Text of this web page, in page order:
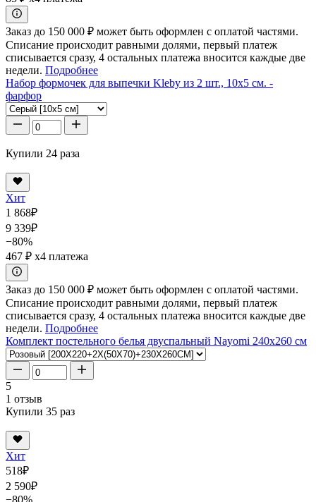
Заказ до 150 000 ₽ может быть оформлен с оплатой частями.
Списание происходит равными долями, первый платеж
списывается сразу, 4 остальных платежа вносится каждые две
недели. Подробнее
Набор формочек для выпечки Kleby из 2 шт., 10x5 см. -
фарфор
Купили 24 раза
Хит
1 868₽
9 339₽
−80%
467 ₽ x4 платежа
Заказ до 150 000 ₽ может быть оформлен с оплатой частями.
Списание происходит равными долями, первый платеж
списывается сразу, 4 остальных платежа вносится каждые две
недели. Подробнее
Комплект постельного белья двуспальный Nayomi 240x260 см
5
1 отзыв
Купили 35 раз
Хит
518₽
2 590₽